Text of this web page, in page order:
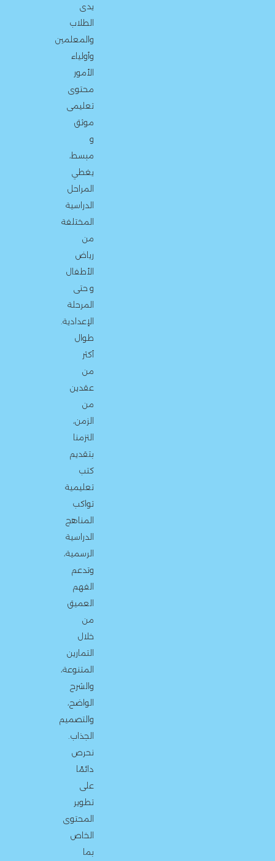
يدى
الطلاب
والمعلمين
وأولياء
الأمور
محتوى
تعليمى
موثق
و
مبسط،
يغطي
المراحل
الدراسية
المختلفة
من
رياض
الأطفال
و حتى
المرحلة
الإعدادية.
طوال
أكثر
من
عقدين
من
الزمن،
التزمنا
بتقديم
كتب
تعليمية
تواكب
المناهج
الدراسية
الرسمية،
وتدعم
الفهم
العميق
من
خلال
التمارين
المتنوعة،
والشرح
الواضح،
والتصميم
الجذاب.
نحرص
دائمًا
على
تطوير
المحتوى
الخاص
بما